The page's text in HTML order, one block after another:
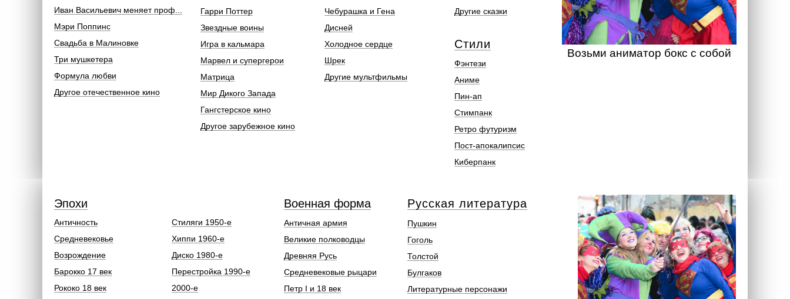
Иван Васильевич меняет проф...
Мэри Поппинс
Свадьба в Малиновке
Три мушкетера
Формула любви
Другое отечественное кино
Гарри Поттер
Звездные воины
Игра в кальмара
Марвел и супергерои
Матрица
Мир Дикого Запада
Гангстерское кино
Другое зарубежное кино
Чебурашка и Гена
Дисней
Холодное сердце
Шрек
Другие мультфильмы
Другие сказки
Стили
Фэнтези
Аниме
Пин-ап
Стимпанк
Ретро футуризм
Пост-апокалипсис
Киберпанк
Возьми аниматор бокс с собой
Античность
Средневековье
Возрождение
Барокко 17 век
Рококо 18 век
Стиляги 1950-е
Хиппи 1960-е
Диско 1980-е
Перестройка 1990-е
2000-е
Эпохи
Античная армия
Великие полководцы
Древняя Русь
Средневековые рыцари
Петр I и 18 век
Военная форма Русская литература
Пушкин
Гоголь
Толстой
Булгаков
Литературные персонажи